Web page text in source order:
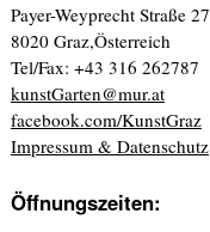
Payer-Weyprecht Straße 27
8020 Graz,Österreich
Tel/Fax: +43 316 262787
kunstGarten@mur.at
facebook.com/KunstGraz
Impressum & Datenschutz
Öffnungszeiten: